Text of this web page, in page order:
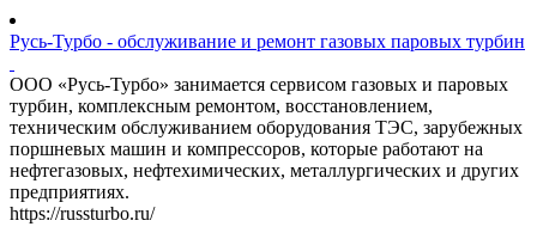
Русь-Турбо - обслуживание и ремонт газовых паровых турбин
ООО «Русь-Турбо» занимается сервисом газовых и паровых
турбин, комплексным ремонтом, восстановлением,
техническим обслуживанием оборудования ТЭС, зарубежных
поршневых машин и компрессоров, которые работают на
нефтегазовых, нефтехимических, металлургических и других
предприятиях.
https://russturbo.ru/